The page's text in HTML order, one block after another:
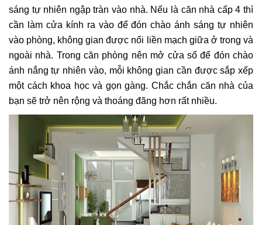
sáng tự nhiên ngập tràn vào nhà. Nếu là căn nhà cấp 4 thì
cần làm cửa kính ra vào để đón chào ánh sáng tự nhiên
vào phòng, không gian được nối liền mạch giữa ở trong và
ngoài nhà. Trong căn phòng nên mở cửa sổ để đón chào
ánh nắng tự nhiên vào, mỗi không gian cần được sắp xếp
một cách khoa học và gọn gàng. Chắc chắn căn nhà của
bạn sẽ trở nên rộng và thoáng đãng hơn rất nhiều.